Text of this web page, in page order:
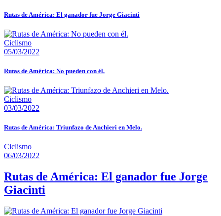
Rutas de América: El ganador fue Jorge Giacinti
Ciclismo
05/03/2022
Rutas de América: No pueden con él.
Ciclismo
03/03/2022
Rutas de América: Triunfazo de Anchieri en Melo.
Ciclismo
06/03/2022
Rutas de América: El ganador fue Jorge
Giacinti